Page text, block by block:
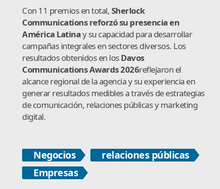
Con 11 premios en total, Sherlock
Communications reforzó su presencia en
América Latinay su capacidad para desarrollar
campañas integrales en sectores diversos. Los
resultados obtenidos en losDavos
Communications Awards 2026reflejaron el
alcance regional de la agencia y su experiencia en
generar resultados medibles a través de estrategias
de comunicación, relaciones públicas y marketing
digital.
Negocios
relaciones públicas
Empresas